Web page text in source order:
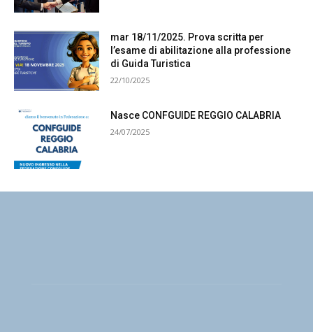
mar 18/11/2025. Prova scritta per
l’esame di abilitazione alla professione
di Guida Turistica
22/10/2025
Nasce CONFGUIDE REGGIO CALABRIA
24/07/2025